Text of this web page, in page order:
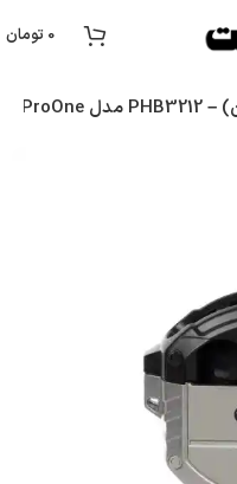
0 تومان